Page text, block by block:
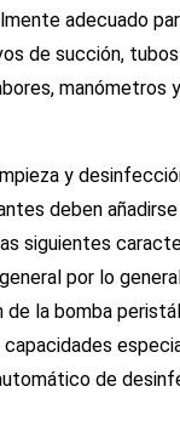
adecuado
de succión,
y
deben
siguientes
por lo
la bomba
de